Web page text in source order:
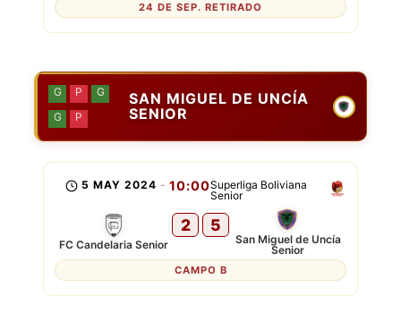
24 DE SEP. RETIRADO
SAN MIGUEL DE UNCÍA
SENIOR
G P
G
G
P
Superliga Boliviana
Senior
5 MAY 2024 - 10:00
FC Candelaria Senior
2 5
San Miguel de Uncía
Senior
CAMPO B